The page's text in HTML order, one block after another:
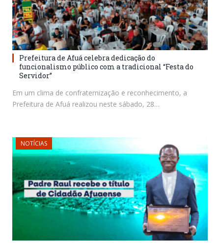
Prefeitura de Afuá celebra dedicação do
funcionalismo público com a tradicional “Festa do
Servidor”
Em um clima de confraternização e reconhecimento, a
Prefeitura de Afuá realizou neste sábado, 28…
NOTÍCIAS